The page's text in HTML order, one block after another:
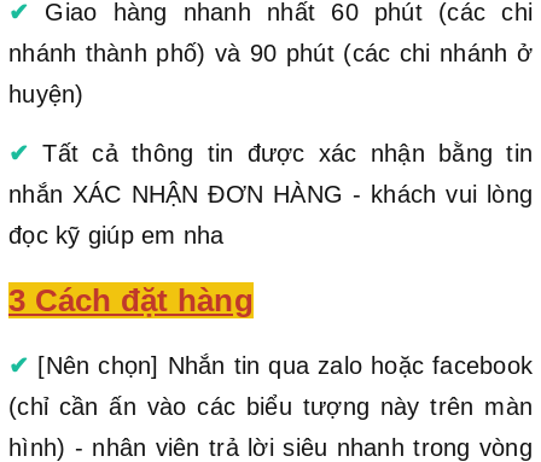
✔ Giao hàng nhanh nhất 60 phút (các chi
nhánh thành phố) và 90 phút (các chi nhánh ở
huyện)
✔ Tất cả thông tin được xác nhận bằng tin
nhắn XÁC NHẬN ĐƠN HÀNG - khách vui lòng
đọc kỹ giúp em nha
3 Cách đặt hàng
✔ [Nên chọn] Nhắn tin qua zalo hoặc facebook
(chỉ cần ấn vào các biểu tượng này trên màn
hình) - nhân viên trả lời siêu nhanh trong vòng